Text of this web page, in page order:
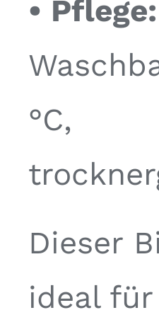
• Pflege:
°C,
Dieser
ideal